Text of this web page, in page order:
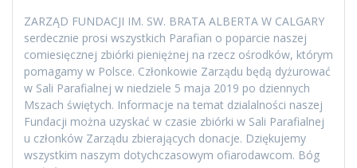
ZARZĄD FUNDACJI IM. SW. BRATA ALBERTA W CALGARY
serdecznie prosi wszystkich Parafian o poparcie naszej
comiesięcznej zbiórki pieniężnej na rzecz ośrodków, którym
pomagamy w Polsce. Członkowie Zarządu będą dyżurować
w Sali Parafialnej w niedziele 5 maja 2019 po dziennych
Mszach świętych. Informacje na temat dzialalności naszej
Fundacji można uzyskać w czasie zbiórki w Sali Parafialnej
u członków Zarządu zbierających donacje. Dziękujemy
wszystkim naszym dotychczasowym ofiarodawcom. Bóg